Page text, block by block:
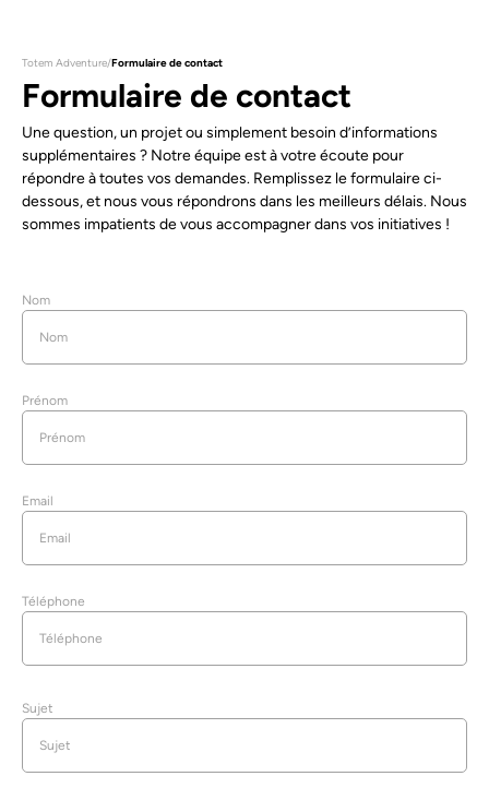
Totem Adventure/Formulaire de contact
Formulaire de contact
Une question, un projet ou simplement besoin d’informations
supplémentaires ? Notre équipe est à votre écoute pour
répondre à toutes vos demandes. Remplissez le formulaire ci-
dessous, et nous vous répondrons dans les meilleurs délais. Nous
sommes impatients de vous accompagner dans vos initiatives !
Nom
Prénom
Email
Téléphone
Sujet